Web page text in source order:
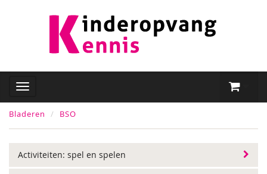
Bladeren BSO
Activiteiten: spel en spelen